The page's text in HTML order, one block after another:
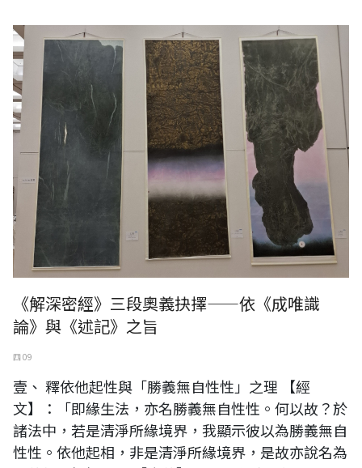
《解深密經》三段奧義抉擇——依《成唯識
論》與《述記》之旨
四 09
壹、 釋依他起性與「勝義無自性性」之理 【經
文】：「即緣生法，亦名勝義無自性性。何以故？於
諸法中，若是清淨所緣境界，我顯示彼以為勝義無自
性性。依他起相，非是清淨所緣境界，是故亦說名為